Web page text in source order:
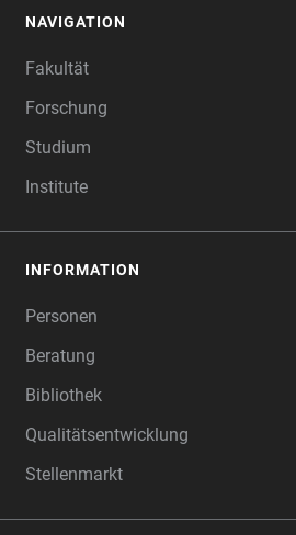
NAVIGATION
Fakultät
Forschung
Studium
Institute
INFORMATION
Personen
Beratung
Bibliothek
Qualitätsentwicklung
Stellenmarkt